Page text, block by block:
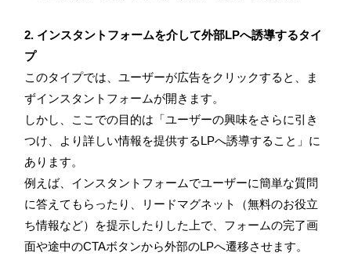
2. インスタントフォームを介して外部LPへ誘導するタイ
プ
このタイプでは、ユーザーが広告をクリックすると、ま
ずインスタントフォームが開きます。
しかし、ここでの目的は「ユーザーの興味をさらに引き
つけ、より詳しい情報を提供するLPへ誘導すること」に
あります。
例えば、インスタントフォームでユーザーに簡単な質問
に答えてもらったり、リードマグネット（無料のお役立
ち情報など）を提示したりした上で、フォームの完了画
面や途中のCTAボタンから外部のLPへ遷移させます。